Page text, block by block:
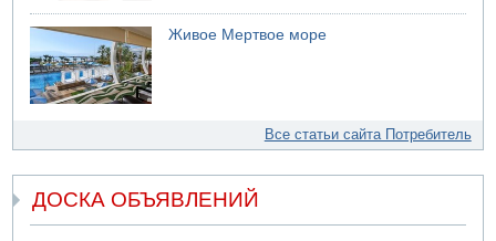
Живое Мертвое море
Все статьи сайта Потребитель
ДОСКА ОБЪЯВЛЕНИЙ